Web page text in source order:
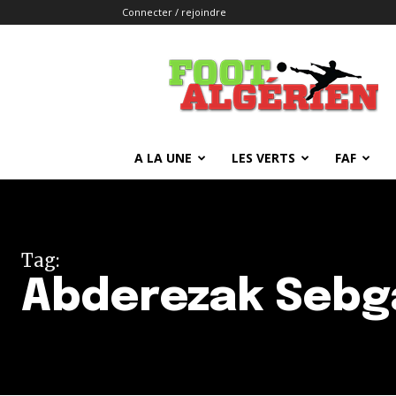
Connecter / rejoindre
FOOTALGERIEN
A LA UNE LES VERTS FAF
Tag:
Abderezak